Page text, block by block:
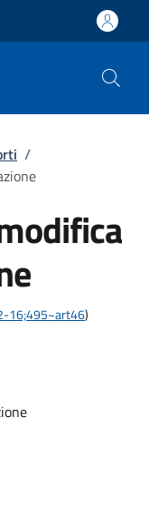
/
16;495~art46)